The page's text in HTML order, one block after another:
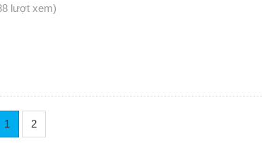
lượt xem)
1 2